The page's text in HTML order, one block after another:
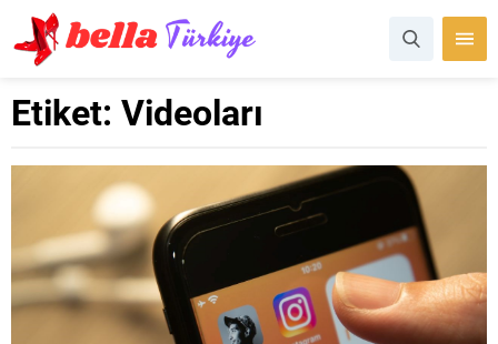
Etiket: Videoları